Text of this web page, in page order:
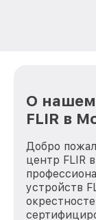
О нашем
FLIR в
Добро
центр FLIR
устройств